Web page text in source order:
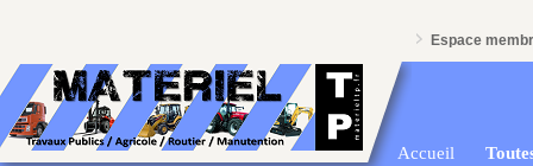
Espace
Accueil